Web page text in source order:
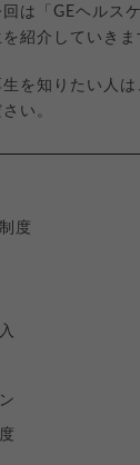
は「GEヘルス
紹介していきま
を知りたい人は
い。
度